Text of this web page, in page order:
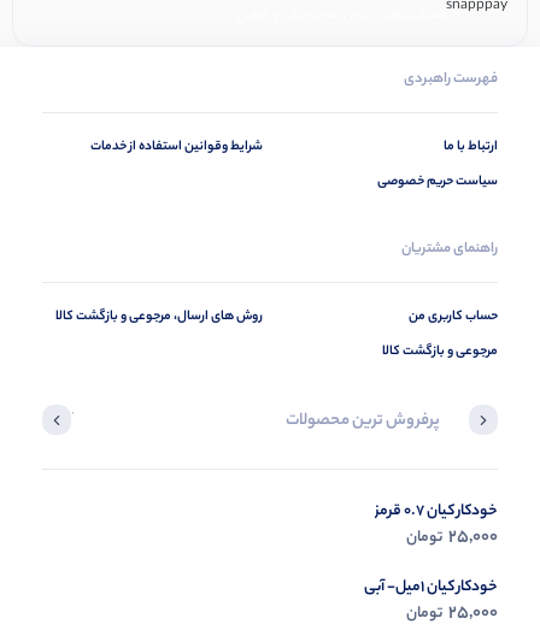
۴ قسط ماهانه. بدون سود، چک و ضامن.
فهرست راهبردی
ارتباط با ما
سیاست حریم خصوصی
شرایط وقوانین استفاده از خدمات
راهنمای مشتریان
حساب کاربری من
مرجوعی و بازگشت کالا
روش های ارسال، مرجوعی و بازگشت کالا
پرفروش ترین محصولات آخرین
خودکار کیان 0.7 قرمز
25,000 تومان
خودکار کیان 1میل- آبی
25,000 تومان